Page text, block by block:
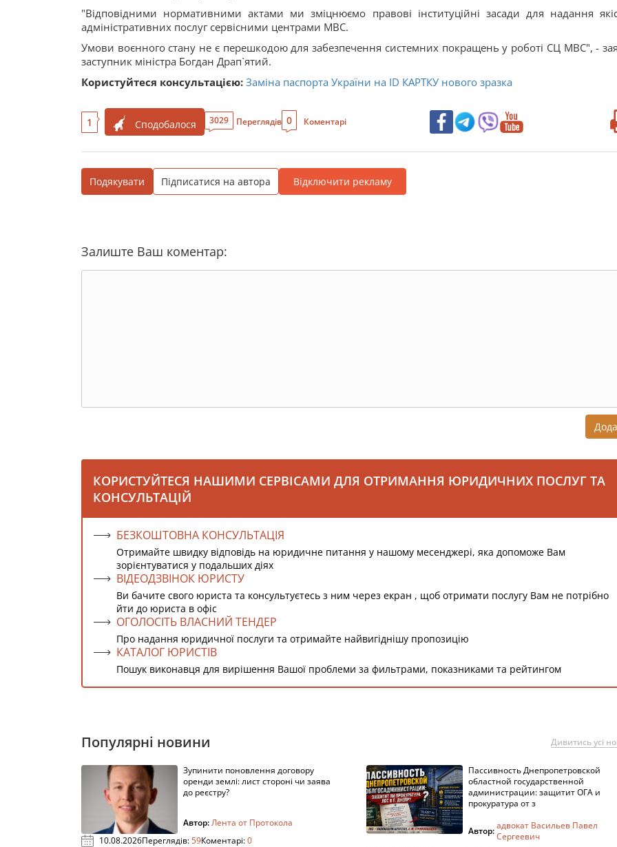
"Відповідними нормативними актами ми зміцнюємо правові інституційні засади для надання
адміністративних послуг сервісними центрами МВС.
Умови воєнного стану не є перешкодою для забезпечення системних покращень у роботі СЦ МВС", -
заступник міністра Богдан Драп`ятий.
Користуйтеся консультацією: Заміна паспорта України на ID КАРТКУ нового зразка
1 Сподобалося 3029 Переглядів 0 Коментарі
Подякувати Підписатися на автора Відключити рекламу
Залиште Ваш коментар:
КОРИСТУЙТЕСЯ НАШИМИ СЕРВІСАМИ ДЛЯ ОТРИМАННЯ ЮРИДИЧНИХ ПОСЛУГ ТА
КОНСУЛЬТАЦІЙ
БЕЗКОШТОВНА КОНСУЛЬТАЦІЯ
Отримайте швидку відповідь на юридичне питання у нашому месенджері, яка допоможе Вам
зорієнтуватися у подальших діях
ВІДЕОДЗВІНОК ЮРИСТУ
Ви бачите свого юриста та консультуєтесь з ним через екран , щоб отримати послугу Вам не потрібно
йти до юриста в офіс
ОГОЛОСІТЬ ВЛАСНИЙ ТЕНДЕР
Про надання юридичної послуги та отримайте найвигіднішу пропозицію
КАТАЛОГ ЮРИСТІВ
Пошук виконавця для вирішення Вашої проблеми за фильтрами, показниками та рейтингом
Популярні новини Дивитись усі
Зупинити поновлення договору
оренди землі: лист стороні чи заява
до реєстру?
Автор:Лента от Протокола
10.08.2026Переглядів:59Коментарі:0
Пассивность Днепропетровской
областной государственной
администрации: защитит ОГА и
прокуратура от з
Автор:адвокат Васильев Павел
Сергеевич